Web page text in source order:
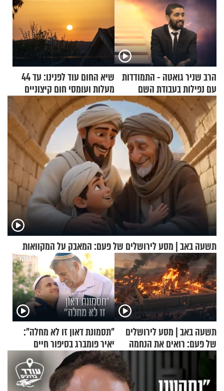
הרב שניר גואטה - התמודדות
עם נפילות בעבודת השם
שיא החום עוד לפנינו: עד 44
מעלות ועומסי חום קיצוניים
תשעה באב | מסע לירושלים של פעם: המאבק על המקוואות
תשעה באב | מסע לירושלים
של פעם: רואים את הנחמה
"תסמונת דאון זו לא מחלה":
יאיר פומברג בסיפור חיים
מעורר השראה